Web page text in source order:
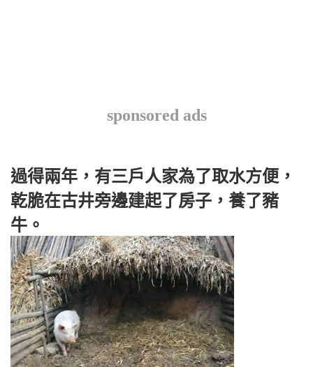
sponsored ads
過得兩年，有三戶人家為了取水方便，
乾脆在古井旁邊建起了房子，養了豬
牛。